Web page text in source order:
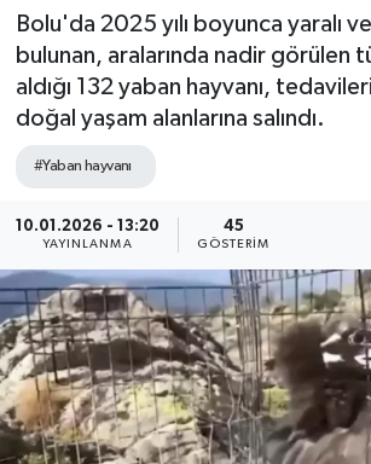
Bolu'da 2025 yılı boyunca yaralı
bulunan, aralarında nadir görülen
aldığı 132 yaban hayvanı,
doğal yaşam alanlarına salındı.
#Yaban hayvanı
10.01.2026 - 13:20
YAYINLANMA
45
GÖSTERIM
Eğitim
Ekonomi
Medya
Mizah
Röportaj
Teknoloji